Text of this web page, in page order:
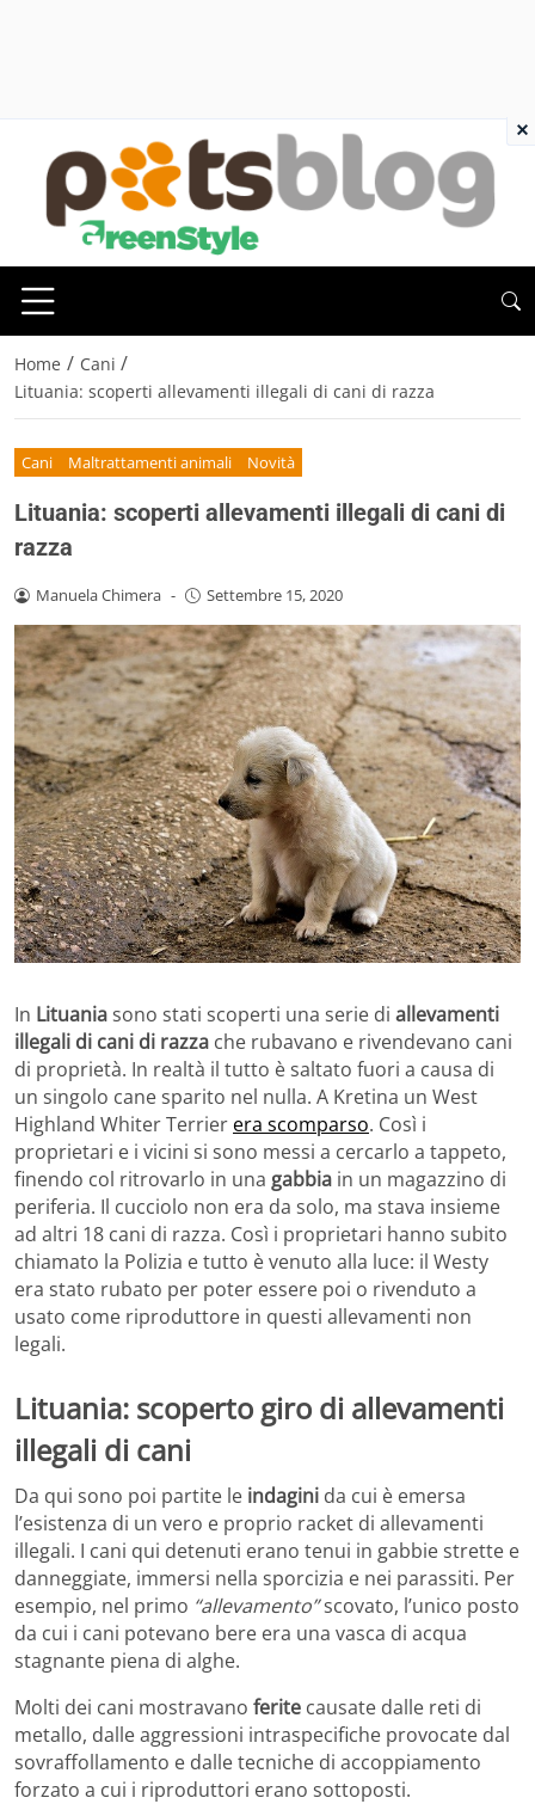
Home / Cani /
Lituania: scoperti allevamenti illegali di cani di razza
Cani Maltrattamenti animali Novità
Lituania: scoperti allevamenti illegali di cani di
razza
Manuela Chimera - Settembre 15, 2020
In Lituaniasono stati scoperti una serie di allevamenti
illegali di cani di razza che rubavano e rivendevano cani
di proprietà. In realtà il tutto è saltato fuori a causa di
un singolo cane sparito nel nulla. A Kretina un West
Highland Whiter Terrier era scomparso. Così i
proprietari e i vicini si sono messi a cercarlo a tappeto,
finendo col ritrovarlo in una gabbia in un magazzino di
periferia. Il cucciolo non era da solo, ma stava insieme
ad altri 18 cani di razza. Così i proprietari hanno subito
chiamato la Polizia e tutto è venuto alla luce: il Westy
era stato rubato per poter essere poi o rivenduto a
usato come riproduttore in questi allevamenti non
legali.
Lituania: scoperto giro di allevamenti
illegali di cani
Da qui sono poi partite le indagini da cui è emersa
l’esistenza di un vero e proprio racket di allevamenti
illegali. I cani qui detenuti erano tenui in gabbie strette e
danneggiate, immersi nella sporcizia e nei parassiti. Per
esempio, nel primo “allevamento”scovato, l’unico posto
da cui i cani potevano bere era una vasca di acqua
stagnante piena di alghe.
Molti dei cani mostravano ferite causate dalle reti di
metallo, dalle aggressioni intraspecifiche provocate dal
sovraffollamento e dalle tecniche di accoppiamento
forzato a cui i riproduttori erano sottoposti.
×